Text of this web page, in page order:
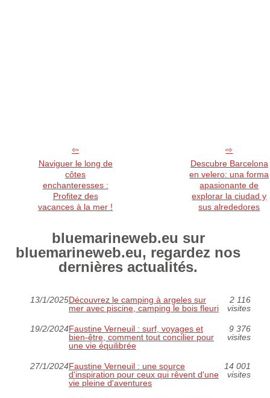
Naviguer le long de
côtes
enchanteresses :
Profitez des
vacances à la mer !
Descubre Barcelona
en velero: una forma
apasionante de
explorar la ciudad y
sus alrededores
bluemarineweb.eu sur
bluemarineweb.eu, regardez nos
dernières actualités.
13/1/2025Découvrez le camping à argeles sur
mer avec piscine, camping le bois fleuri
2 116
visites
19/2/2024Faustine Verneuil : surf, voyages et
bien-être, comment tout concilier pour
une vie équilibrée
9 376
visites
27/1/2024Faustine Verneuil : une source
d'inspiration pour ceux qui rêvent d'une
vie pleine d'aventures
14 001
visites